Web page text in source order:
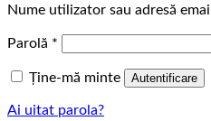
Nume utilizator sau adresă email
Parolă *
Ține-mă minte Autentificare
Ai uitat parola?